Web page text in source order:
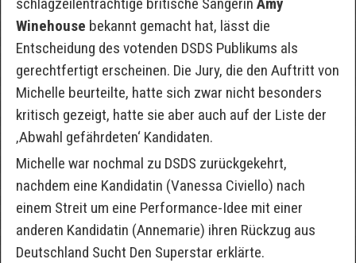
schlagzeilenträchtige britische Sängerin Amy
Winehouse bekannt gemacht hat, lässt die
Entscheidung des votenden DSDS Publikums als
gerechtfertigt erscheinen. Die Jury, die den Auftritt von
Michelle beurteilte, hatte sich zwar nicht besonders
kritisch gezeigt, hatte sie aber auch auf der Liste der
‚Abwahl gefährdeten‘ Kandidaten.
Michelle war nochmal zu DSDS zurückgekehrt,
nachdem eine Kandidatin (Vanessa Civiello) nach
einem Streit um eine Performance-Idee mit einer
anderen Kandidatin (Annemarie) ihren Rückzug aus
Deutschland Sucht Den Superstar erklärte.